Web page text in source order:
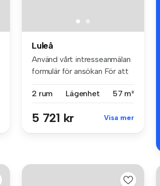
Luleå
Använd vårt intresseanmälan
formulär för ansökan För att
2 rum
Lägenhet 57 m²
5 721 kr Visa mer